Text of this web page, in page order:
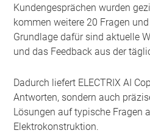
Kundengesprächen wurden
kommen weitere 20 Fragen
Grundlage dafür sind aktuelle
und das Feedback aus der
Dadurch liefert ELECTRIX AI
Antworten, sondern auch
Lösungen auf typische Fragen
Elektrokonstruktion.